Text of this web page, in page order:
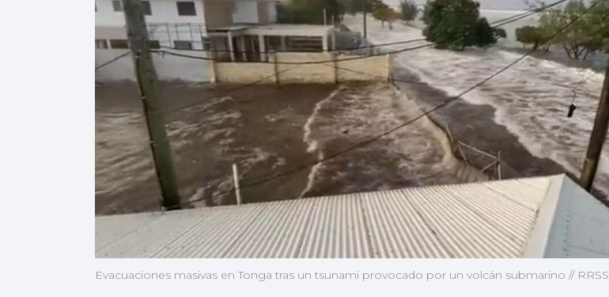
Evacuaciones masivas en Tonga tras un tsunami provocado por un volcán submarino // RRSS